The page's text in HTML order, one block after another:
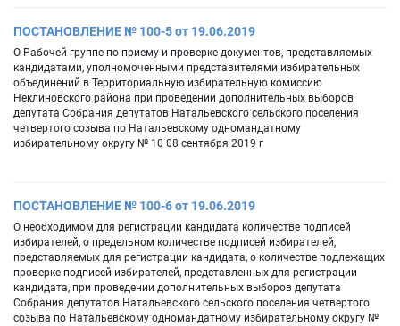
ПОСТАНОВЛЕНИЕ № 100-5 от 19.06.2019
О Рабочей группе по приему и проверке документов, представляемых
кандидатами, уполномоченными представителями избирательных
объединений в Территориальную избирательную комиссию
Неклиновского района при проведении дополнительных выборов
депутата Собрания депутатов Натальевского сельского поселения
четвертого созыва по Натальевскому одномандатному
избирательному округу № 10 08 сентября 2019 г
ПОСТАНОВЛЕНИЕ № 100-6 от 19.06.2019
О необходимом для регистрации кандидата количестве подписей
избирателей, о предельном количестве подписей избирателей,
представляемых для регистрации кандидата, о количестве подлежащих
проверке подписей избирателей, представленных для регистрации
кандидата, при проведении дополнительных выборов депутата
Собрания депутатов Натальевского сельского поселения четвертого
созыва по Натальевскому одномандатному избирательному округу №